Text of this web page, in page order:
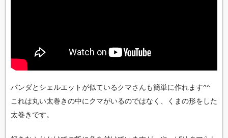
パンダとシェルエットが似ているクマさんも簡単に作れます^^
これは丸い太巻きの中にクマがいるのではなく、くまの形をした
太巻きです。